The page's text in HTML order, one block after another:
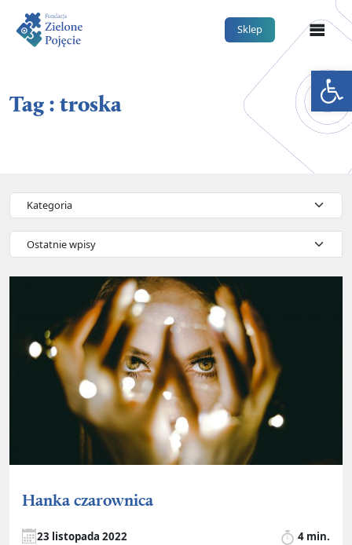
Sklep
Tag : troska
Kategorie
Hanka czarownica
23 listopada 2022 4 min.